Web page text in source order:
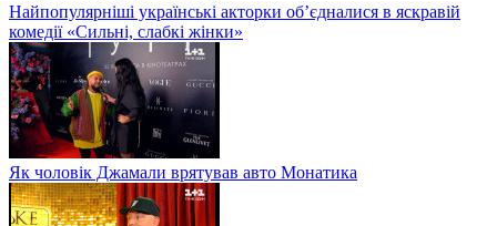
Найпопулярніші українські акторки об’єдналися в яскравій
комедії «Сильні, слабкі жінки»
Як чоловік Джамали врятував авто Монатика